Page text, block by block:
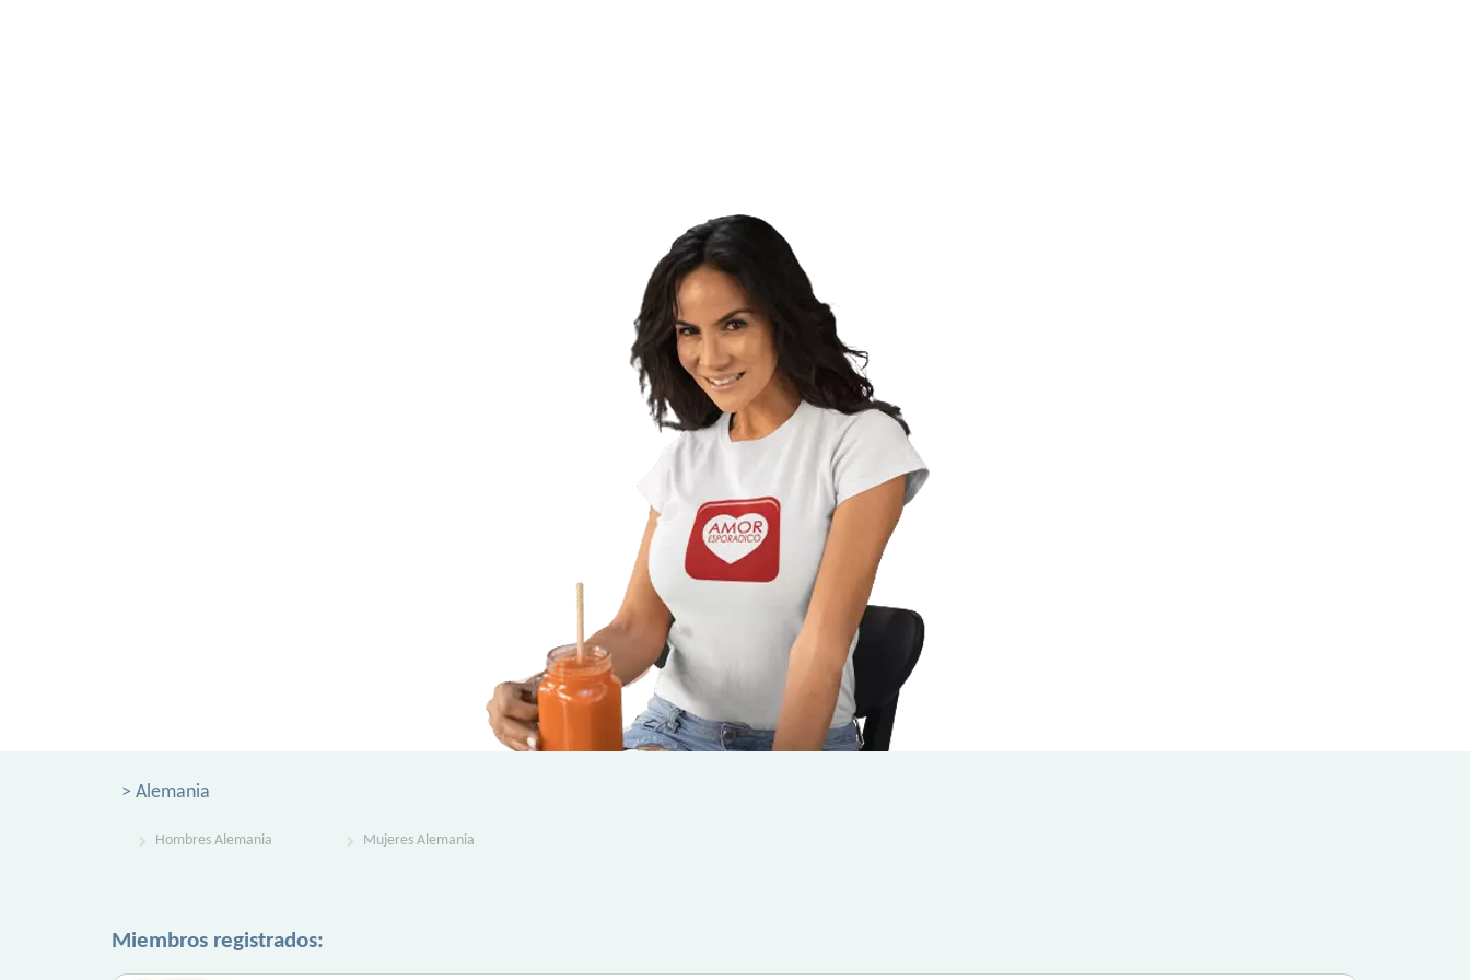
> Alemania
Hombres Alemania Mujeres Alemania
Miembros registrados: